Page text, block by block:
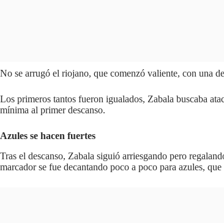
No se arrugó el riojano, que comenzó valiente, con una
Los primeros tantos fueron igualados, Zabala buscaba
mínima al primer descanso.
Azules se hacen fuertes
Tras el descanso, Zabala siguió arriesgando pero
marcador se fue decantando poco a poco para azules,